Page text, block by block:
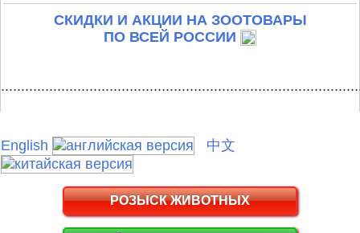
СКИДКИ И АКЦИИ НА ЗООТОВАРЫ
ПО ВСЕЙ РОССИИ
English 中文
РОЗЫСК ЖИВОТНЫХ